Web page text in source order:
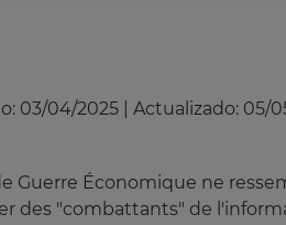
03/04/2025 Actualizado: 05/
Guerre Économique ne
des "combattants" de